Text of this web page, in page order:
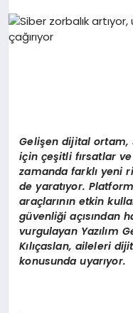
EĞITIM
Gelişen dijital ortam,
için çeşitli fırsatlar
zamanda farklı yeni
de yaratıyor.
araçlarının etkin
güvenliği açısından
vurgulayan Yazılım
Kılıçaslan, aileleri
konusunda uyarıyor.